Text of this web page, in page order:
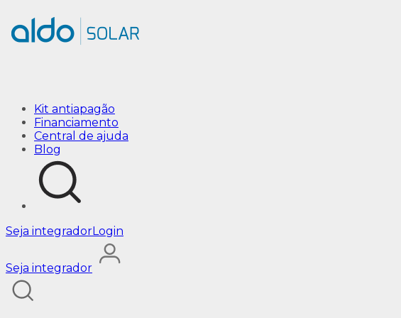
Kit antiapagão
Financiamento
Central de ajuda
Blog
Seja integradorLogin
Seja integrador